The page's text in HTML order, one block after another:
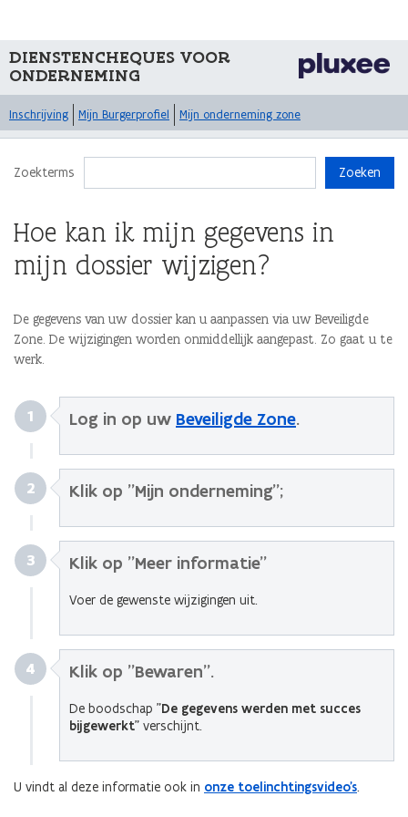
DIENSTENCHEQUES VOOR
ONDERNEMING
Inschrijving Mijn Burgerprofiel Mijn onderneming zone
Zoekterms Zoeken
Hoe kan ik mijn gegevens in
mijn dossier wijzigen?
De gegevens van uw dossier kan u aanpassen via uw Beveiligde
Zone. De wijzigingen worden onmiddellijk aangepast. Zo gaat u te
werk.
1 Log in op uw Beveiligde Zone.
2 Klik op "Mijn onderneming";
3 Klik op "Meer informatie"
Voer de gewenste wijzigingen uit.
4 Klik op "Bewaren".
De boodschap "De gegevens werden met succes
bijgewerkt" verschijnt.
U vindt al deze informatie ook in onze toelinchtingsvideo's.